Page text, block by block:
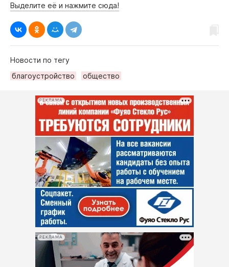
Выделите её и нажмите сюда!
Новости по тегу
благоустройство
общество
РЕКЛАМА
РЕКЛАМА